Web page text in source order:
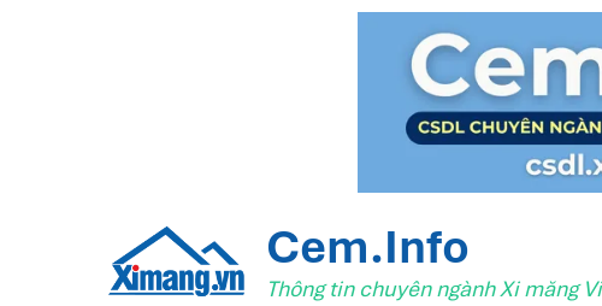
Cem.Info
Thông tin chuyên ngành Xi măng